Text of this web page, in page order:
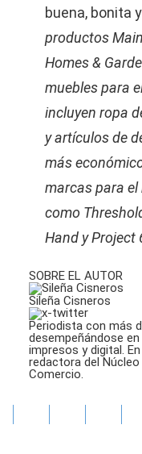
buena, bonita
productos
Homes &
muebles para
incluyen ropa
y artículos de
más
marcas para el
como
Hand y Project
SOBRE EL AUTOR
Sileña Cisneros
Periodista con más
desempeñándose
impresos y digital.
redactora del Núcleo
Comercio.